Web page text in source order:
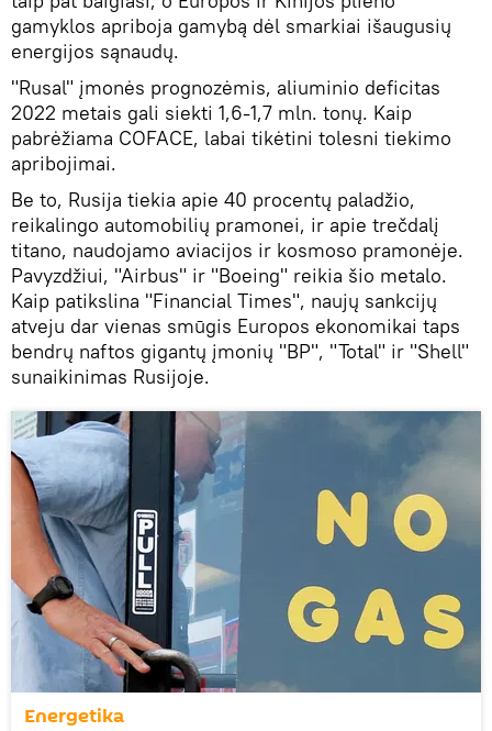
gamyklos apriboja gamybą dėl smarkiai išaugusių
energijos sąnaudų.
"Rusal" įmonės prognozėmis, aliuminio deficitas
2022 metais gali siekti 1,6-1,7 mln. tonų. Kaip
pabrėžiama COFACE, labai tikėtini tolesni tiekimo
apribojimai.
Be to, Rusija tiekia apie 40 procentų paladžio,
reikalingo automobilių pramonei, ir apie trečdalį
titano, naudojamo aviacijos ir kosmoso pramonėje.
Pavyzdžiui, "Airbus" ir "Boeing" reikia šio metalo.
Kaip patikslina "Financial Times", naujų sankcijų
atveju dar vienas smūgis Europos ekonomikai taps
bendrų naftos gigantų įmonių "BP", "Total" ir "Shell"
sunaikinimas Rusijoje.
Energetika